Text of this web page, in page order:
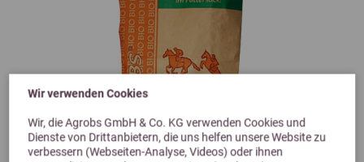
Wir verwenden Cookies
Wir, die Agrobs GmbH & Co. KG verwenden Cookies und
Dienste von Drittanbietern, die uns helfen unsere Website zu
verbessern (Webseiten-Analyse, Videos) oder ihnen